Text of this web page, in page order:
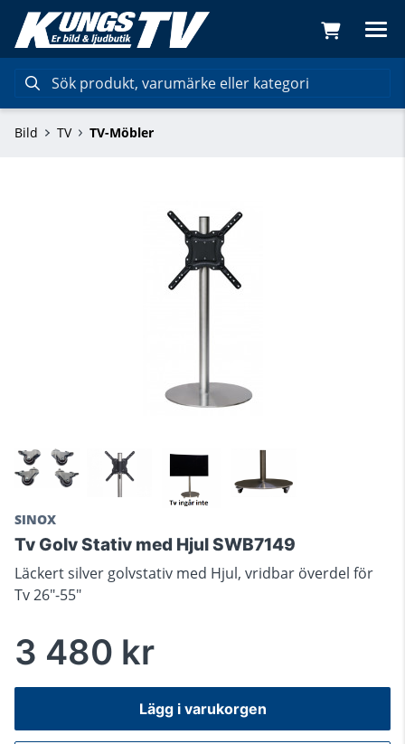
Bild TV TV-Möbler
SINOX
Tv Golv Stativ med Hjul SWB7149
Läckert silver golvstativ med Hjul, vridbar överdel för
Tv 26"-55"
3 480 kr
Lägg i varukorgen